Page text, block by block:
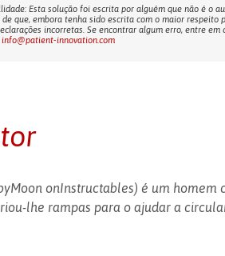
Esta solução foi escrita por alguém que não é o
que, embora tenha sido escrita com o maior respeito
incorretas. Se encontrar algum erro, entre em
info@patient-innovation.com
onInstructables) é um homem
lhe rampas para o ajudar a